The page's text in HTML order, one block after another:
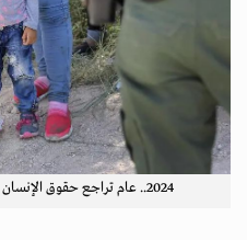
2024.. عام تراجع حقوق الإنسان بسبب الصراعات والحروب عالمياً